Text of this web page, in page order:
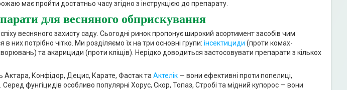
має пройти достатньо часу згідно з інструкцією до препарату.
для весняного обприскування
весняного захисту саду. Сьогодні ринок пропонує широкий асортимент засобів чим
них потрібно чітко. Ми розділяємо їх на три основні групи: інсектициди (проти комах-
та акарициди (проти кліщів). Нерідко доводиться застосовувати препарати з кількох
Актара, Конфідор, Децис, Карате, Фастак та Актелік — вони ефективні проти попелиці,
фунгіцидів особливо популярні Хорус, Скор, Топаз, Стробі та мідний купорос — вони